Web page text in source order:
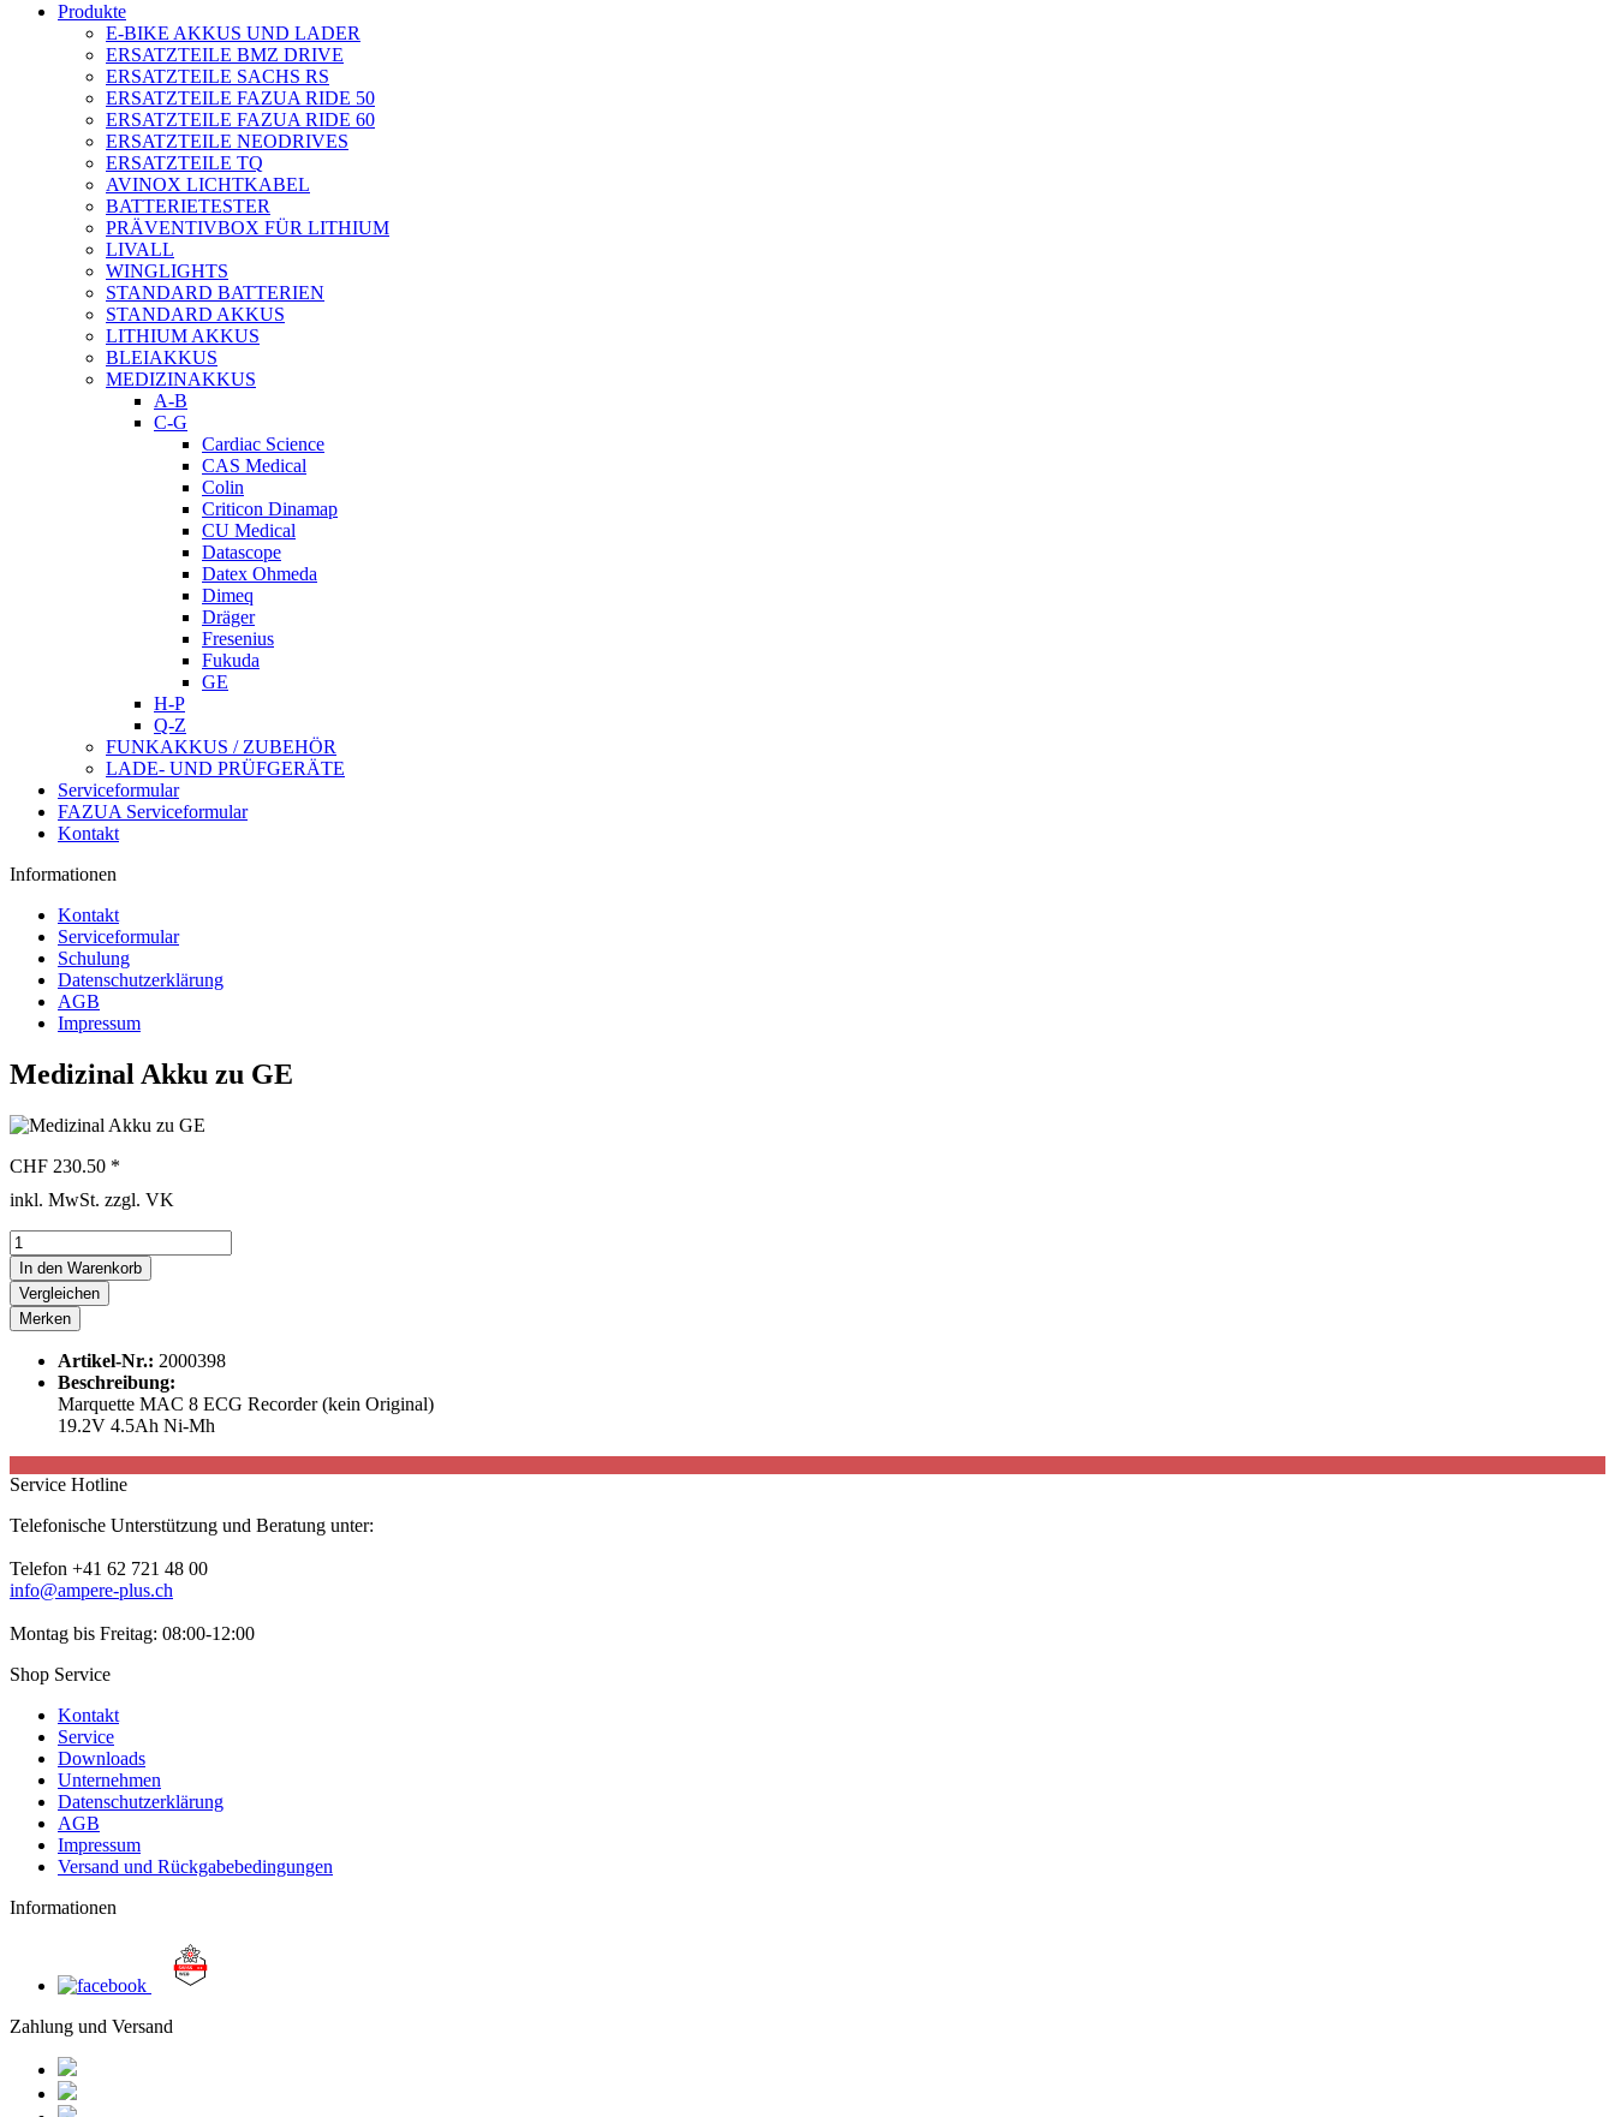
Produkte
E-BIKE AKKUS UND LADER
ERSATZTEILE BMZ DRIVE
ERSATZTEILE SACHS RS
ERSATZTEILE FAZUA RIDE 50
ERSATZTEILE FAZUA RIDE 60
ERSATZTEILE NEODRIVES
ERSATZTEILE TQ
AVINOX LICHTKABEL
BATTERIETESTER
PRÄVENTIVBOX FÜR LITHIUM
LIVALL
WINGLIGHTS
STANDARD BATTERIEN
STANDARD AKKUS
LITHIUM AKKUS
BLEIAKKUS
MEDIZINAKKUS
A-B
C-G
Cardiac Science
CAS Medical
Colin
Criticon Dinamap
CU Medical
Datascope
Datex Ohmeda
Dimeq
Dräger
Fresenius
Fukuda
GE
H-P
Q-Z
FUNKAKKUS / ZUBEHÖR
LADE- UND PRÜFGERÄTE
Serviceformular
FAZUA Serviceformular
Kontakt
Informationen
Kontakt
Serviceformular
Schulung
Datenschutzerklärung
AGB
Impressum
Medizinal Akku zu GE
CHF 230.50 *
inkl. MwSt. zzgl. VK
In den Warenkorb
Vergleichen
Merken
Artikel-Nr.: 2000398
Beschreibung:
Marquette MAC 8 ECG Recorder (kein Original)
19.2V 4.5Ah Ni-Mh
Service Hotline
Telefonische Unterstützung und Beratung unter:
Telefon +41 62 721 48 00
info@ampere-plus.ch
Montag bis Freitag: 08:00-12:00
Shop Service
Kontakt
Service
Downloads
Unternehmen
Datenschutzerklärung
AGB
Impressum
Versand und Rückgabebedingungen
Informationen
Zahlung und Versand